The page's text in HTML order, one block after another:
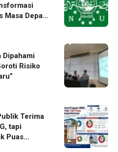
Masa Depan
Dipahami
Risiko
Terima
tapi
Puas